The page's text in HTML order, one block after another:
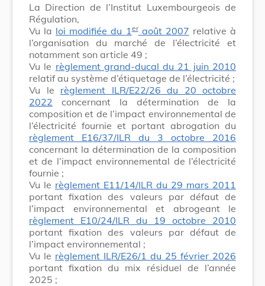
La Direction de l’Institut Luxembourgeois de
Régulation,
Vu la loi modifiée du 1eraoût 2007 relative à
l’organisation du marché de l’électricité et
notamment son article 49 ;
Vu le règlement grand-ducal du 21 juin 2010
relatif au système d’étiquetage de l’électricité ;
Vu le règlement ILR/E22/26 du 20 octobre
2022 concernant la détermination de la
composition et de l’impact environnemental de
l’électricité fournie et portant abrogation du
règlement E16/37/ILR du 3 octobre 2016
concernant la détermination de la composition
et de l’impact environnemental de l’électricité
fournie ;
Vu le règlement E11/14/ILR du 29 mars 2011
portant fixation des valeurs par défaut de
l’impact environnemental et abrogeant le
règlement E10/24/ILR du 19 octobre 2010
portant fixation des valeurs par défaut de
l’impact environnemental ;
Vu le règlement ILR/E26/1 du 25 février 2026
portant fixation du mix résiduel de l’année
2025 ;